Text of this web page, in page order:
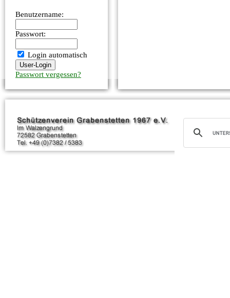
Benutzername:
Passwort:
Login automatisch
Passwort vergessen?